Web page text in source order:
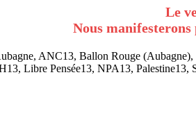
Le
Nous
ANC13, Ballon Rouge
Libre Pensée13, NPA13,